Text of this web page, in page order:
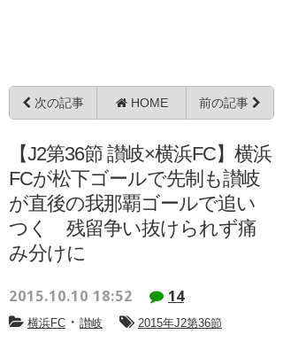
次の記事 HOME 前の記事
【J2第36節 讃岐×横浜FC】横浜
FCが松下ゴールで先制も讃岐
が直後の我那覇ゴールで追い
つく 残留争い抜けられず痛
み分けに
2015.10.10 18:52 14
横浜FC ・ 讃岐 2015年J2第36節